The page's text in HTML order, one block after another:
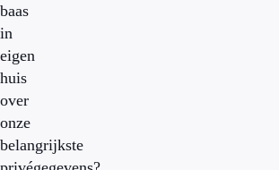
baas
in
eigen
huis
over
onze
belangrijkste